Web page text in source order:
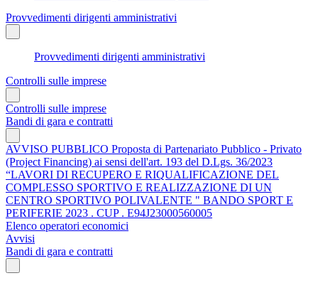
Provvedimenti dirigenti amministrativi
Provvedimenti dirigenti amministrativi
Controlli sulle imprese
Controlli sulle imprese
Bandi di gara e contratti
AVVISO PUBBLICO Proposta di Partenariato Pubblico - Privato
(Project Financing) ai sensi dell'art. 193 del D.Lgs. 36/2023
“LAVORI DI RECUPERO E RIQUALIFICAZIONE DEL
COMPLESSO SPORTIVO E REALIZZAZIONE DI UN
CENTRO SPORTIVO POLIVALENTE " BANDO SPORT E
PERIFERIE 2023 . CUP . E94J23000560005
Elenco operatori economici
Avvisi
Bandi di gara e contratti